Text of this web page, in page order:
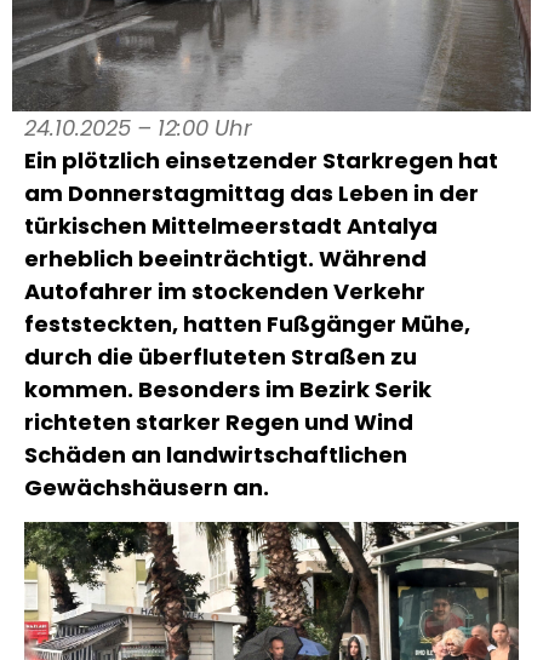
24.10.2025 – 12:00 Uhr
Ein plötzlich einsetzender Starkregen hat
am Donnerstagmittag das Leben in der
türkischen Mittelmeerstadt Antalya
erheblich beeinträchtigt. Während
Autofahrer im stockenden Verkehr
feststeckten, hatten Fußgänger Mühe,
durch die überfluteten Straßen zu
kommen. Besonders im Bezirk Serik
richteten starker Regen und Wind
Schäden an landwirtschaftlichen
Gewächshäusern an.